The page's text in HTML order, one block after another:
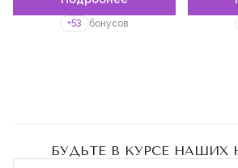
+53 бонусов
БУДЬТЕ В КУРСЕ НАШИХ